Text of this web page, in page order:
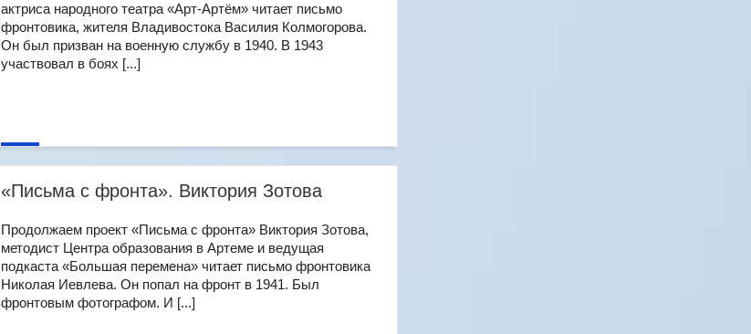
актриса народного театра «Арт-Артём» читает письмо
фронтовика, жителя Владивостока Василия Колмогорова.
Он был призван на военную службу в 1940. В 1943
участвовал в боях [...]
«Письма с фронта». Виктория Зотова
Продолжаем проект «Письма с фронта» Виктория Зотова,
методист Центра образования в Артеме и ведущая
подкаста «Большая перемена» читает письмо фронтовика
Николая Иевлева. Он попал на фронт в 1941. Был
фронтовым фотографом. И [...]